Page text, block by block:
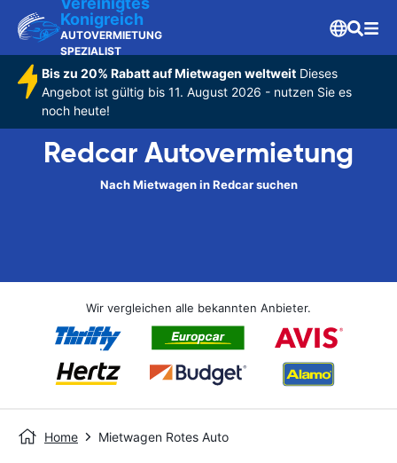
Konigreich
AUTOVERMIETUNG
SPEZIALIST
Bis zu 20% Rabatt auf Mietwagen weltweitDieses
Angebot ist gültig bis 11. August 2026 - nutzen Sie es
noch heute!
Redcar Autovermietung
Nach Mietwagen in Redcar suchen
Wir vergleichen alle bekannten Anbieter.
Home Mietwagen Rotes Auto